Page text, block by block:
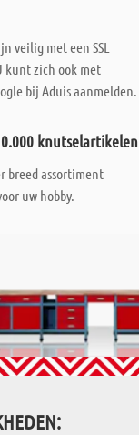
veilig met een SSL
kunt zich ook met
bij Aduis aanmelden.
knutselartikelen
breed assortiment
uw hobby.